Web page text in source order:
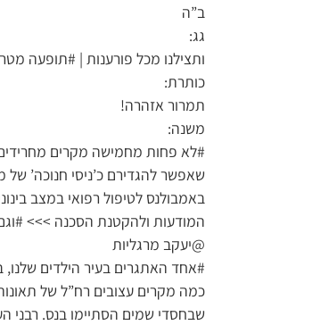
ב”ה
גג:
ותצילנו מכל פורענות | #תופעה
כותרת:
תמרור אזהרה!
משנה:
#לא פחות מחמישה מקרים מחרידים
שאפשר להגדירם כ’ניסי חנוכה’
באמבולנס לטיפול רפואי במצב
המודעות ולהקטנת הסכנה >>>
@יעקב מרגליות
#אחד האתגרים בעיר הילדים
כמה מקרים עצובים רח”ל של
שבחסדי שמים הסתיימו בנס. רבני